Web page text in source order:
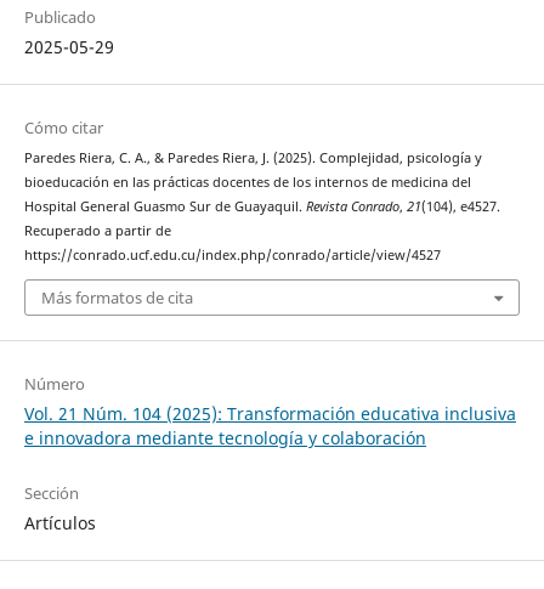
Publicado
2025-05-29
Cómo citar
Paredes Riera, C. A., & Paredes Riera, J. (2025). Complejidad, psicología y
bioeducación en las prácticas docentes de los internos de medicina del
Hospital General Guasmo Sur de Guayaquil. Revista Conrado, 21(104), e4527.
Recuperado a partir de
https://conrado.ucf.edu.cu/index.php/conrado/article/view/4527
Más formatos de cita
Número
Vol. 21 Núm. 104 (2025): Transformación educativa inclusiva
e innovadora mediante tecnología y colaboración
Sección
Artículos